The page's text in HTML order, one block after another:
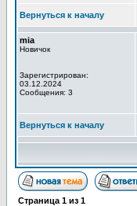
Вернуться к началу
mia
Новичок
Зарегистрирован:
03.12.2024
Сообщения: 3
Вернуться к началу
Страница 1 из 1